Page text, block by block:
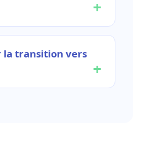
la transition vers